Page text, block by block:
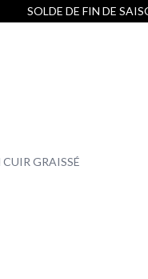
SOLDE DE FIN DE
GRAISSÉ